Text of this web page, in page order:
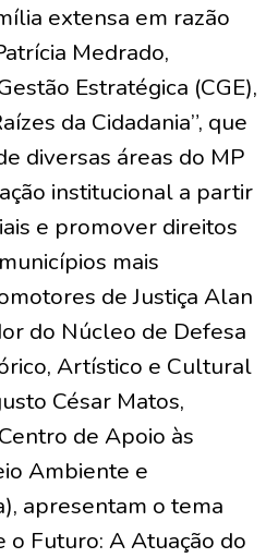
extensa em razão
Medrado,
Estratégica (CGE),
da Cidadania”, que
diversas áreas do MP
institucional a partir
e promover direitos
mais
de Justiça Alan
do Núcleo de Defesa
Artístico e Cultural
César Matos,
de Apoio às
Ambiente e
apresentam o tema
o Futuro: A Atuação do